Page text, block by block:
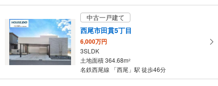
中古一戸建て
西尾市田貫5丁目
6,000万円
3SLDK
土地面積 364.68m2
名鉄西尾線 「西尾」駅 徒歩46分